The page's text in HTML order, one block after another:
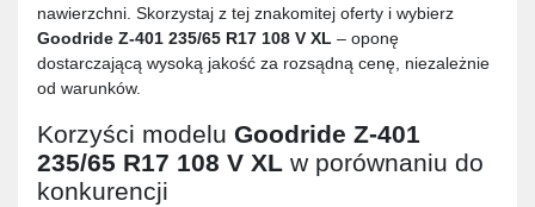
nawierzchni. Skorzystaj z tej znakomitej oferty i wybierz
Goodride Z-401 235/65 R17 108 V XL – oponę
dostarczającą wysoką jakość za rozsądną cenę, niezależnie
od warunków.
Korzyści modelu Goodride Z-401
235/65 R17 108 V XL w porównaniu do
konkurencji